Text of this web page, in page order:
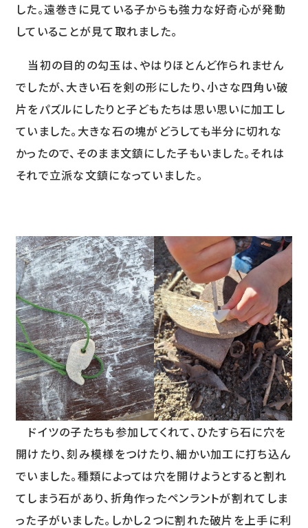
した。遠巻きに見ている子からも強力な好奇心が発動
していることが見て取れました。
当初の目的の勾玉は、やはりほとんど作られません
でしたが、大きい石を剣の形にしたり、小さな四角い破
片をパズルにしたりと子どもたちは思い思いに加工し
ていました。大きな石の塊がどうしても半分に切れな
かったので、そのまま文鎮にした子もいました。それは
それで立派な文鎮になっていました。
ドイツの子たちも参加してくれて、ひたすら石に穴を
開けたり、刻み模様をつけたり、細かい加工に打ち込ん
でいました。種類によっては穴を開けようとすると割れ
てしまう石があり、折角作ったペンラントが割れてしま
った子がいました。しかし２つに割れた破片を上手に利